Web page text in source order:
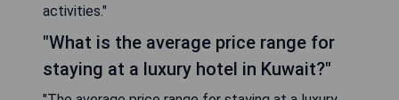
activities."
"What is the average price range for
staying at a luxury hotel in Kuwait?"